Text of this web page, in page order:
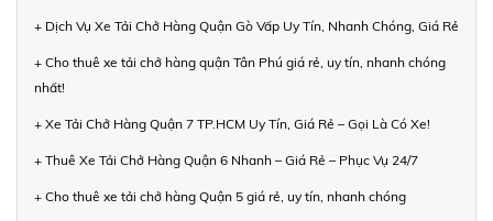
+ Dịch Vụ Xe Tải Chở Hàng Quận Gò Vấp Uy Tín, Nhanh Chóng, Giá Rẻ
+ Cho thuê xe tải chở hàng quận Tân Phú giá rẻ, uy tín, nhanh chóng
nhất!
+ Xe Tải Chở Hàng Quận 7 TP.HCM Uy Tín, Giá Rẻ – Gọi Là Có Xe!
+ Thuê Xe Tải Chở Hàng Quận 6 Nhanh – Giá Rẻ – Phục Vụ 24/7
+ Cho thuê xe tải chở hàng Quận 5 giá rẻ, uy tín, nhanh chóng